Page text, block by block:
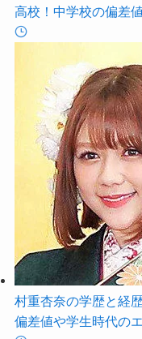
高校！中学校の偏差
村重杏奈の学歴と経
偏差値や学生時代の